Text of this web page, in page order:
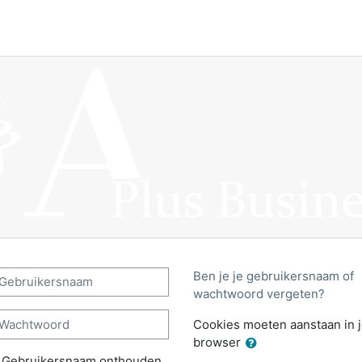
Ben je je gebruikersnaam of
wachtwoord vergeten?
Cookies moeten aanstaan in
browser